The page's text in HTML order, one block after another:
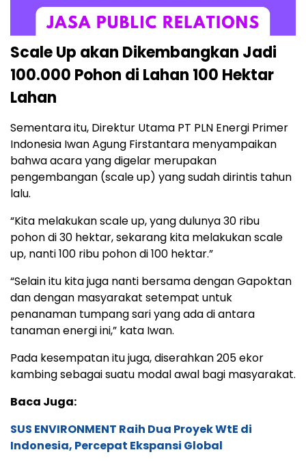
Scale Up akan Dikembangkan Jadi
100.000 Pohon di Lahan 100 Hektar
Lahan
Sementara itu, Direktur Utama PT PLN Energi Primer
Indonesia Iwan Agung Firstantara menyampaikan
bahwa acara yang digelar merupakan
pengembangan (scale up) yang sudah dirintis tahun
lalu.
“Kita melakukan scale up, yang dulunya 30 ribu
pohon di 30 hektar, sekarang kita melakukan scale
up, nanti 100 ribu pohon di 100 hektar.”
“Selain itu kita juga nanti bersama dengan Gapoktan
dan dengan masyarakat setempat untuk
penanaman tumpang sari yang ada di antara
tanaman energi ini,” kata Iwan.
Pada kesempatan itu juga, diserahkan 205 ekor
kambing sebagai suatu modal awal bagi masyarakat.
Baca Juga:
SUS ENVIRONMENT Raih Dua Proyek WtE di
Indonesia, Percepat Ekspansi Global